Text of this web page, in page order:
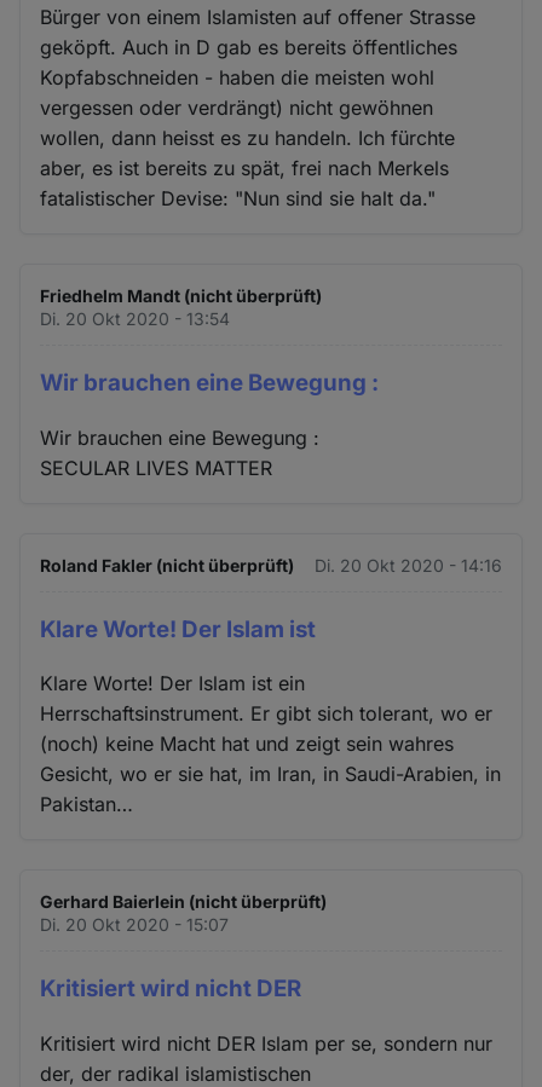
Bürger von einem Islamisten auf offener Strasse
geköpft. Auch in D gab es bereits öffentliches
Kopfabschneiden - haben die meisten wohl
vergessen oder verdrängt) nicht gewöhnen
wollen, dann heisst es zu handeln. Ich fürchte
aber, es ist bereits zu spät, frei nach Merkels
fatalistischer Devise: "Nun sind sie halt da."
Friedhelm Mandt (nicht überprüft)
Di. 20 Okt 2020 - 13:54
Wir brauchen eine Bewegung :
Wir brauchen eine Bewegung :
SECULAR LIVES MATTER
Roland Fakler (nicht überprüft) Di. 20 Okt 2020 - 14:16
Klare Worte! Der Islam ist
Klare Worte! Der Islam ist ein
Herrschaftsinstrument. Er gibt sich tolerant, wo er
(noch) keine Macht hat und zeigt sein wahres
Gesicht, wo er sie hat, im Iran, in Saudi-Arabien, in
Pakistan…
Gerhard Baierlein (nicht überprüft)
Di. 20 Okt 2020 - 15:07
Kritisiert wird nicht DER
Kritisiert wird nicht DER Islam per se, sondern nur
der, der radikal islamistischen